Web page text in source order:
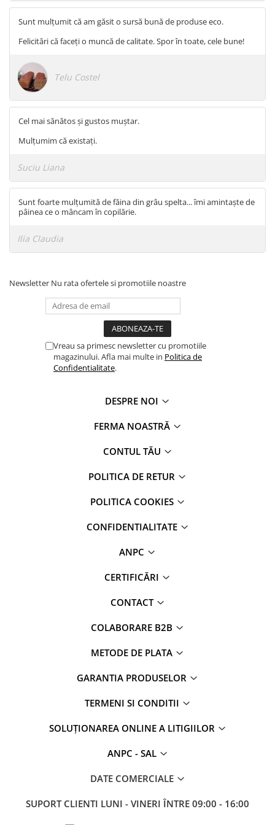
Sunt mulțumit că am găsit o sursă bună de produse eco.
Felicitări că faceți o muncă de calitate. Spor în toate, cele bune!
Telu Costel
Cel mai sănătos și gustos muștar.
Mulțumim că existați.
Suciu Liana
Sunt foarte mulțumită de făina din grâu spelta... îmi amintaște de
pâinea ce o mâncam în copilărie.
Ilia Claudia
Newsletter Nu rata ofertele si promotiile noastre
Vreau sa primesc newsletter cu promotiile
magazinului. Afla mai multe in Politica de
Confidentialitate.
DESPRE NOI
FERMA NOASTRĂ
CONTUL TĂU
POLITICA DE RETUR
POLITICA COOKIES
CONFIDENTIALITATE
ANPC
CERTIFICĂRI
CONTACT
COLABORARE B2B
METODE DE PLATA
GARANTIA PRODUSELOR
TERMENI SI CONDITII
SOLUȚIONAREA ONLINE A LITIGIILOR
ANPC - SAL
DATE COMERCIALE
SUPORT CLIENTI LUNI - VINERI ÎNTRE 09:00 - 16:00